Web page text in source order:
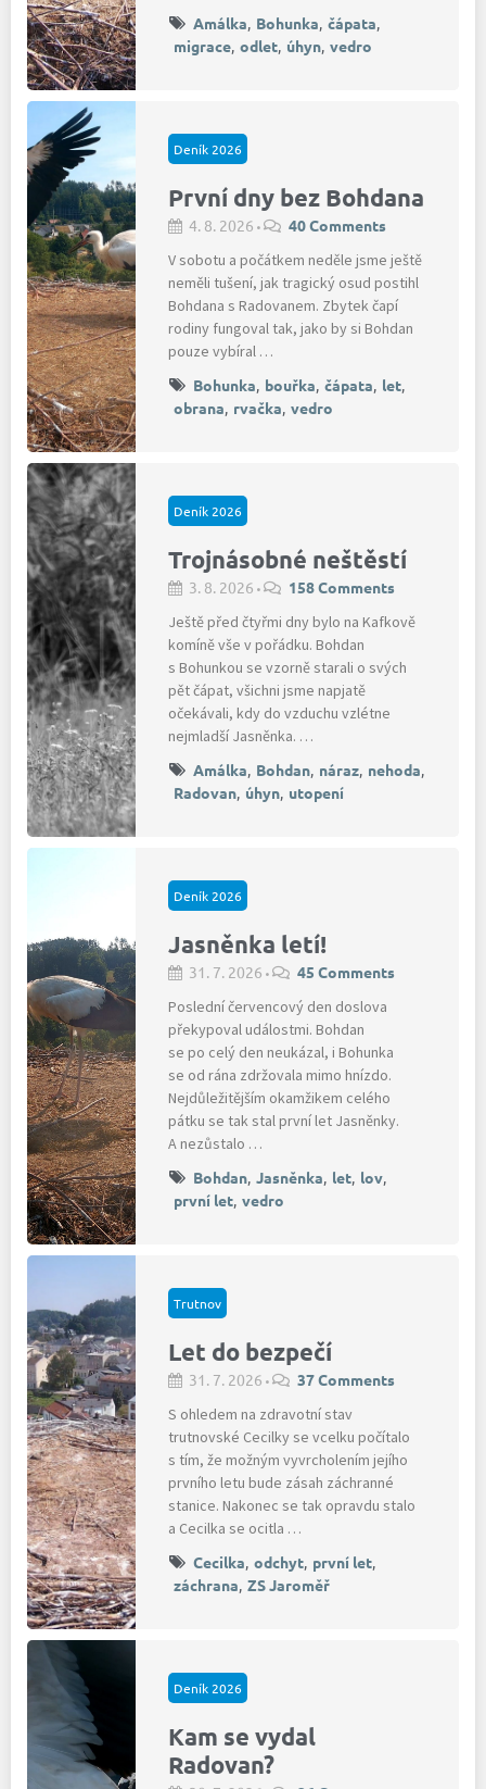
Amálka, Bohunka, čápata,
migrace, odlet, úhyn, vedro
Deník 2026
První dny bez Bohdana
4. 8. 2026 •
40 Comments
V sobotu a počátkem neděle jsme ještě
neměli tušení, jak tragický osud postihl
Bohdana s Radovanem. Zbytek čapí
rodiny fungoval tak, jako by si Bohdan
pouze vybíral …
Bohunka, bouřka, čápata, let,
obrana, rvačka, vedro
Deník 2026
Trojnásobné neštěstí
3. 8. 2026 •
158 Comments
Ještě před čtyřmi dny bylo na Kafkově
komíně vše v pořádku. Bohdan
s Bohunkou se vzorně starali o svých
pět čápat, všichni jsme napjatě
očekávali, kdy do vzduchu vzlétne
nejmladší Jasněnka. …
Amálka, Bohdan, náraz, nehoda,
Radovan, úhyn, utopení
Deník 2026
Jasněnka letí!
31. 7. 2026 •
45 Comments
Poslední červencový den doslova
překypoval událostmi. Bohdan
se po celý den neukázal, i Bohunka
se od rána zdržovala mimo hnízdo.
Nejdůležitějším okamžikem celého
pátku se tak stal první let Jasněnky.
A nezůstalo …
Bohdan, Jasněnka, let, lov,
první let, vedro
Trutnov
Let do bezpečí
31. 7. 2026 •
37 Comments
S ohledem na zdravotní stav
trutnovské Cecilky se vcelku počítalo
s tím, že možným vyvrcholením jejího
prvního letu bude zásah záchranné
stanice. Nakonec se tak opravdu stalo
a Cecilka se ocitla …
Cecilka, odchyt, první let,
záchrana, ZS Jaroměř
Deník 2026
Kam se vydal
Radovan?